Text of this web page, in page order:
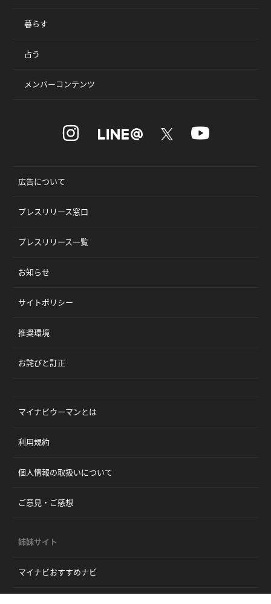
暮らす
占う
メンバーコンテンツ
広告について
プレスリリース窓口
プレスリリース一覧
お知らせ
サイトポリシー
推奨環境
お詫びと訂正
マイナビウーマンとは
利用規約
個人情報の取扱いについて
ご意見・ご感想
姉妹サイト
マイナビおすすめナビ